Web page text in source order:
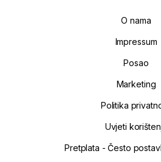
O nama
Impressum
Posao
Marketing
Politika
Uvjeti
Pretplata - Često